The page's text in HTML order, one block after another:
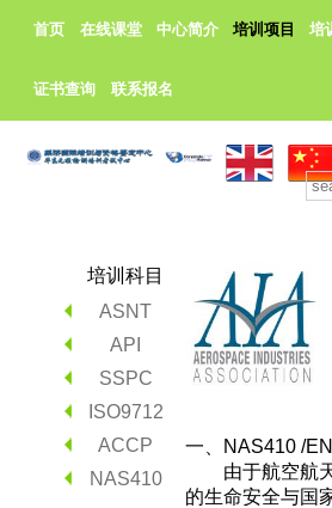
首页 在线课堂 中心简介 培训项目 培
证书查询 联系报名
培训科目
ASNT
API
SSPC
ISO9712
ACCP
NAS410
一、NAS410 /
由于航空航天
的生命安全与国